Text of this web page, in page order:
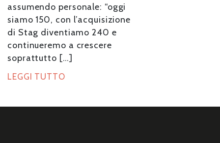
assumendo personale: “oggi
siamo 150, con l’acquisizione
di Stag diventiamo 240 e
continueremo a crescere
soprattutto […]
LEGGI TUTTO